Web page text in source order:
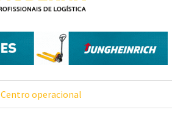
Centro operacional